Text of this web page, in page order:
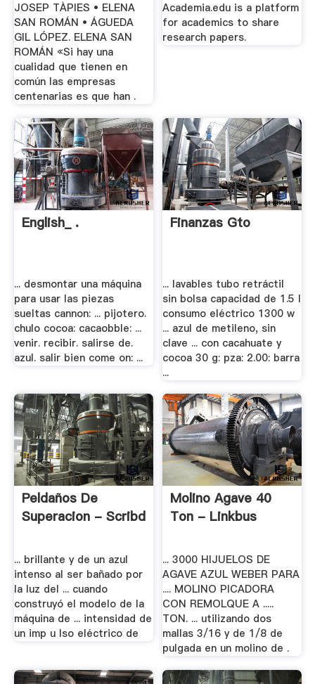
JOSEP TÀPIES • ELENA
SAN ROMÁN • ÁGUEDA
GIL LÓPEZ. ELENA SAN
ROMÁN «Si hay una
cualidad que tienen en
común las empresas
centenarias es que han .
Academia.edu is a platform
for academics to share
research papers.
English_ .
... desmontar una máquina
para usar las piezas
sueltas cannon: ... pijotero.
chulo cocoa: cacaobble: ...
venir. recibir. salirse de.
azul. salir bien come on: ...
Finanzas Gto
... lavables tubo retráctil
sin bolsa capacidad de 1.5 l
consumo eléctrico 1300 w
... azul de metileno, sin
clave ... con cacahuate y
cocoa 30 g: pza: 2.00: barra
...
Peldaños De
Superacion - Scribd
... brillante y de un azul
intenso al ser bañado por
la luz del ... cuando
construyó el modelo de la
máquina de ... intensidad de
un imp u lso eléctrico de
Molino Agave 40
Ton - Linkbus
... 3000 HIJUELOS DE
AGAVE AZUL WEBER PARA
.... MOLINO PICADORA
CON REMOLQUE A .....
TON. ... utilizando dos
mallas 3/16 y de 1/8 de
pulgada en un molino de .